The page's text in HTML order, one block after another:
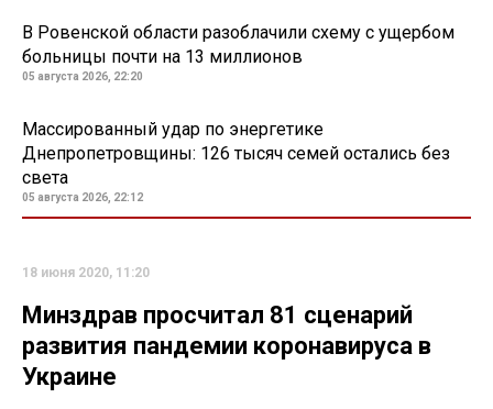
В Ровенской области разоблачили схему с ущербом
больницы почти на 13 миллионов
05 августа 2026, 22:20
Массированный удар по энергетике
Днепропетровщины: 126 тысяч семей остались без
света
05 августа 2026, 22:12
18 июня 2020, 11:20
Минздрав просчитал 81 сценарий
развития пандемии коронавируса в
Украине